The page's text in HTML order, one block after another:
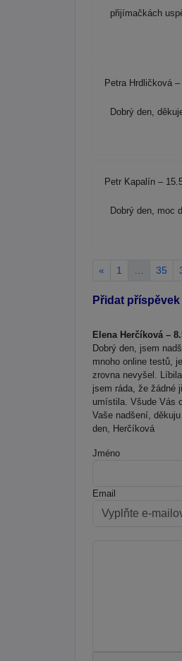
přijímačkách
Petra Hrdličková
Dobrý den,
Petr Kapalín –
Dobrý den, moc
« 1 35
Přidat příspěvek
Elena Herčíková –
Dobrý den, jsem
mnoho online testů,
zrovna nevyšel.
jsem ráda, že žádné
umístila. Všude Vás
Vaše nadšení,
den, Herčíková
Jméno
Email